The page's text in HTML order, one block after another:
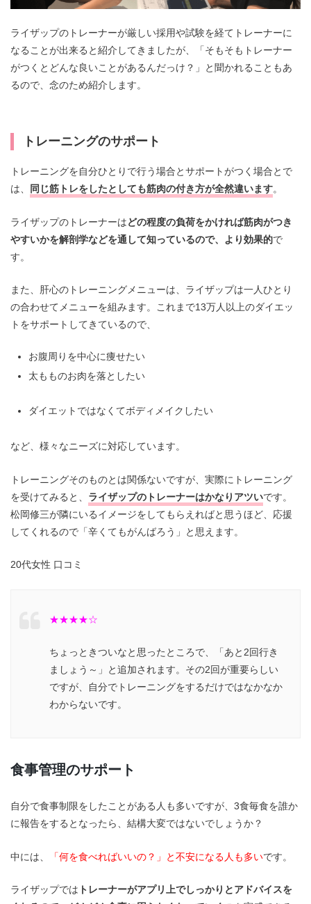
ライザップのトレーナーが厳しい採用や試験を経てトレーナーに
なることが出来ると紹介してきましたが、「そもそもトレーナー
がつくとどんな良いことがあるんだっけ？」と聞かれることもあ
るので、念のため紹介します。
トレーニングのサポート
トレーニングを自分ひとりで行う場合とサポートがつく場合とで
は、
同じ筋トレをしたとしても筋肉の付き方が全然違います。
ライザップのトレーナーはどの程度の負荷をかければ筋肉がつき
やすいかを解剖学などを通して知っているので、より効果的で
す。
また、肝心のトレーニングメニューは、ライザップは一人ひとり
の合わせてメニューを組みます。これまで13万人以上のダイエッ
トをサポートしてきているので、
お腹周りを中心に痩せたい
太もものお肉を落としたい
ダイエットではなくてボディメイクしたい
など、様々なニーズに対応しています。
トレーニングそのものとは関係ないですが、実際にトレーニング
を受けてみると、 ライザップのトレーナーはかなりアツいです。
松岡修三が隣にいるイメージをしてもらえればと思うほど、応援
してくれるので「辛くてもがんばろう」と思えます。
20代女性 口コミ
★★★★☆
ちょっときついなと思ったところで、「あと2回行き
ましょう～」と追加されます。その2回が重要らしい
ですが、自分でトレーニングをするだけではなかなか
わからないです。
食事管理のサポート
自分で食事制限をしたことがある人も多いですが、3食毎食を誰か
に報告をするとなったら、結構大変ではないでしょうか？
中には、 「何を食べればいいの？」と不安になる人も多いです。
ライザップでは トレーナーがアプリ上でしっかりとアドバイスを